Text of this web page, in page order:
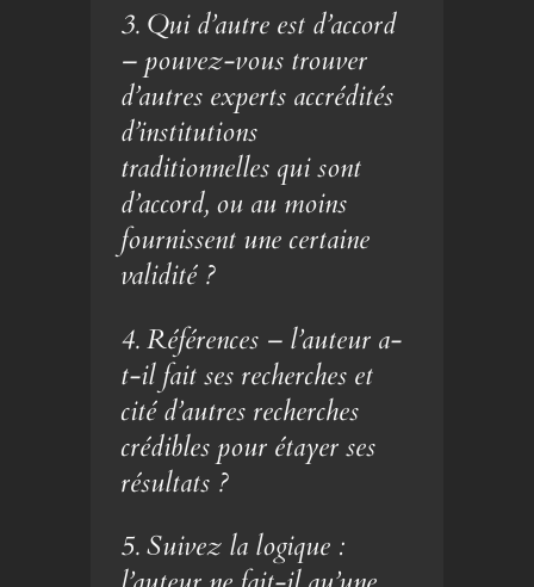
3. Qui d’autre est d’accord
– pouvez-vous trouver
d’autres experts accrédités
d’institutions
traditionnelles qui sont
d’accord, ou au moins
fournissent une certaine
validité ?
4. Références – l’auteur a-
t-il fait ses recherches et
cité d’autres recherches
crédibles pour étayer ses
résultats ?
5. Suivez la logique :